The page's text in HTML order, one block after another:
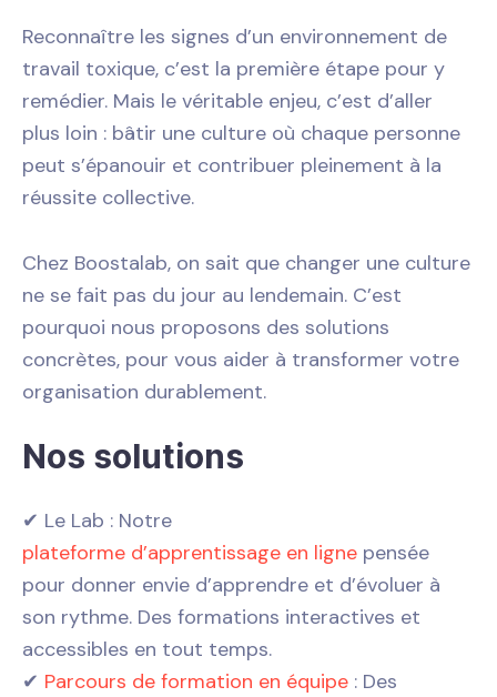
Reconnaître les signes d’un environnement de
travail toxique, c’est la première étape pour y
remédier. Mais le véritable enjeu, c’est d’aller
plus loin : bâtir une culture où chaque personne
peut s’épanouir et contribuer pleinement à la
réussite collective.
Chez Boostalab, on sait que changer une culture
ne se fait pas du jour au lendemain. C’est
pourquoi nous proposons des solutions
concrètes, pour vous aider à transformer votre
organisation durablement.
Nos solutions
✔ Le Lab : Notre
plateforme d’apprentissage en ligne pensée
pour donner envie d’apprendre et d’évoluer à
son rythme. Des formations interactives et
accessibles en tout temps.
✔ Parcours de formation en équipe : Des